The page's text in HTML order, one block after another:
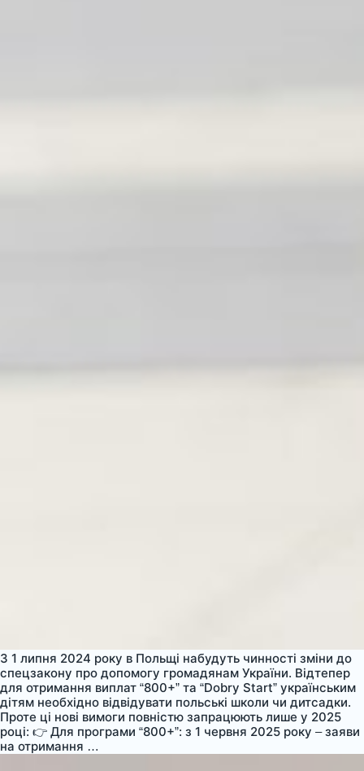
З 1 липня 2024 року в Польщі набудуть чинності зміни до
спецзакону про допомогу громадянам України. Відтепер
для отримання виплат “800+” та “Dobry Start” українським
дітям необхідно відвідувати польські школи чи дитсадки.
Проте ці нові вимоги повністю запрацюють лише у 2025
році: 👉 Для програми “800+”: з 1 червня 2025 року – заяви
на отримання …